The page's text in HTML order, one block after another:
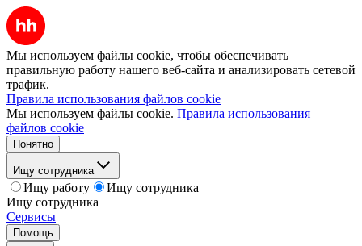
Мы используем файлы cookie, чтобы обеспечивать
правильную работу нашего веб-сайта и анализировать сетевой
трафик.
Правила использования файлов cookie
Мы используем файлы cookie. Правила использования
файлов cookie
Понятно
Ищу сотрудника
Ищу работу
Ищу сотрудника
Ищу сотрудника
Сервисы
Помощь